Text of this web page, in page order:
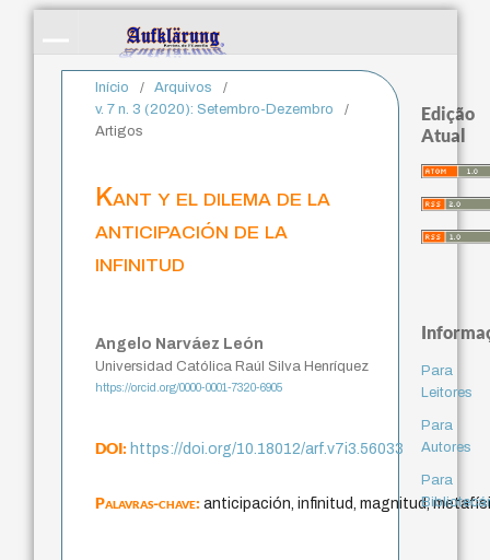
Início / Arquivos
/
v. 7 n. 3 (2020): Setembro-Dezembro
/
Artigos
Kant y el dilema de la
anticipación de la
infinitud
Angelo Narváez León
Universidad Católica Raúl Silva Henríquez
https://orcid.org/0000-0001-7320-6905
DOI:https://doi.org/10.18012/arf.v7i3.56033
Palavras-chave:anticipación, infinitud, magnitud,
Edição
Atual
Para
Leitores
Para
Autores
Para